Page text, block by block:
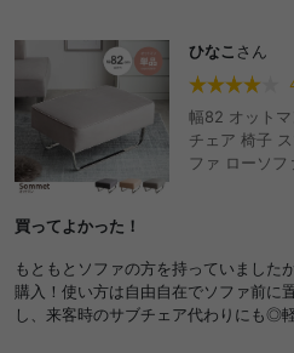
ひなこ さん
幅82 オット
チェア 椅子
ファ ローソ
買ってよかった！
もともとソファの方を持っていました
購入！使い方は自由自在でソファ前に
し、来客時のサブチェア代わりにも◎